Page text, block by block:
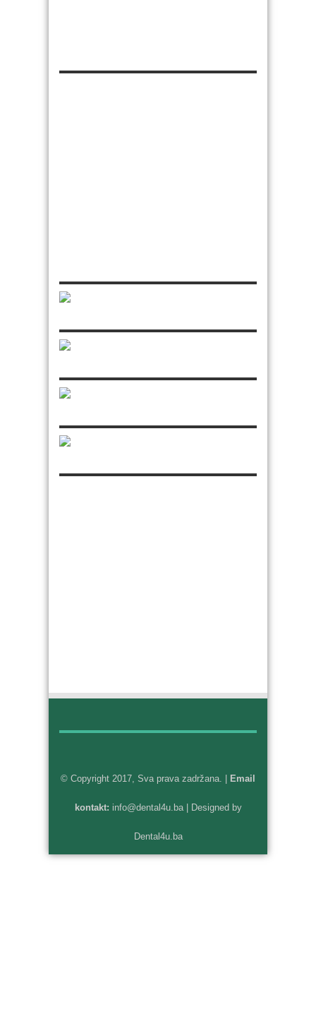
© Copyright 2017, Sva prava zadržana. | Email
kontakt: info@dental4u.ba| Designed by
Dental4u.ba